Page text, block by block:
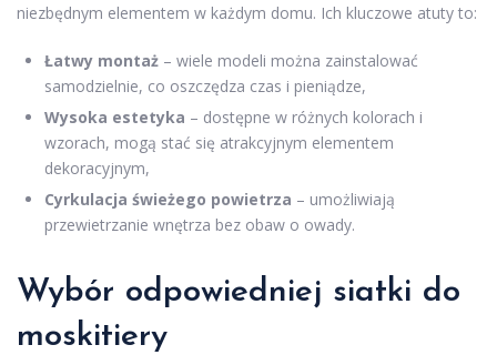
niezbędnym elementem w każdym domu. Ich kluczowe atuty to:
Łatwy montaż – wiele modeli można zainstalować
samodzielnie, co oszczędza czas i pieniądze,
Wysoka estetyka – dostępne w różnych kolorach i
wzorach, mogą stać się atrakcyjnym elementem
dekoracyjnym,
Cyrkulacja świeżego powietrza – umożliwiają
przewietrzanie wnętrza bez obaw o owady.
Wybór odpowiedniej siatki do
moskitiery